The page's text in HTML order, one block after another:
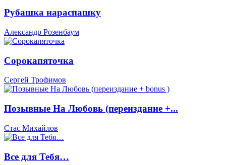
Рубашка нараспашку
Александр Розенбаум
Сорокапяточка
Сергей Трофимов
Позывные На Любовь (переиздание +...
Стас Михайлов
Все для Тебя…